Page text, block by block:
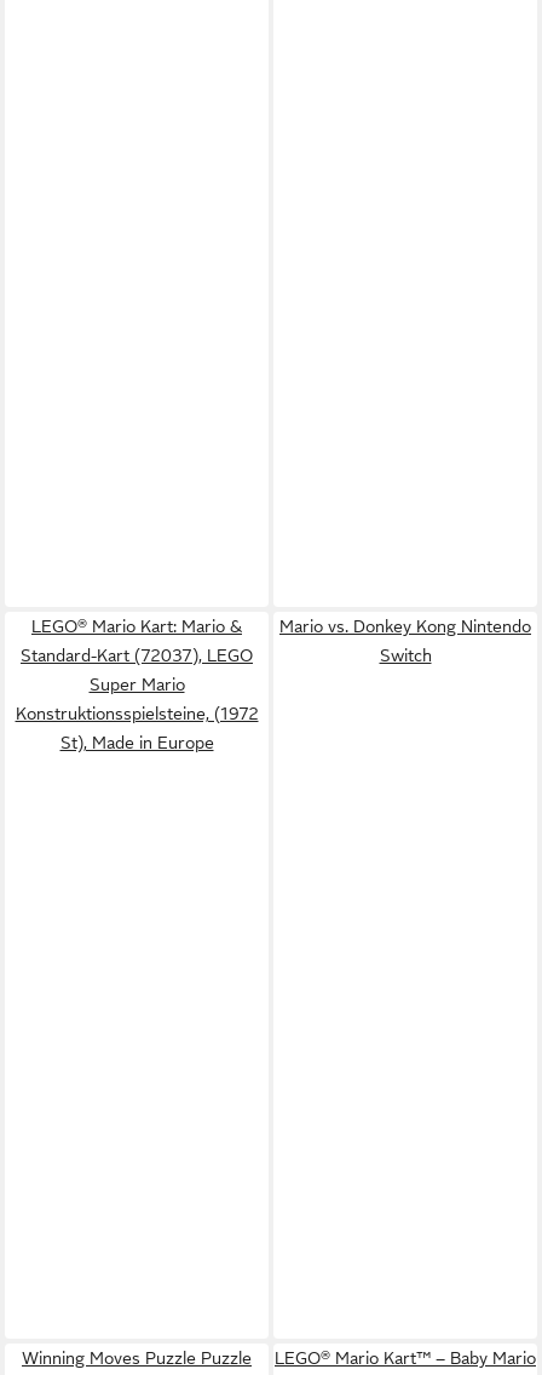
LEGO® Mario Kart: Mario &
Standard-Kart (72037), LEGO
Super Mario
Konstruktionsspielsteine, (1972
St), Made in Europe
Mario vs. Donkey Kong Nintendo
Switch
Winning Moves Puzzle Puzzle
LEGO® Mario Kart™ – Baby Mario